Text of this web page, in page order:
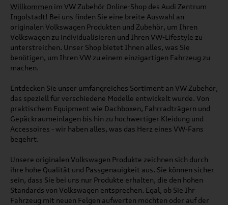
Willkommen im VW Zubehör Online-Shop des Audi Zentrum
Ingolstadt! Bei uns finden Sie eine breite Auswahl an
originalen Volkswagen Produkten und Zubehör, um Ihren
Volkswagen zu individualisieren und Ihren VW-Lifestyle zu
unterstreichen. Unser Shop bietet Ihnen alles, was Sie
benötigen, um Ihren VW zu einem einzigartigen Fahrzeug zu
machen.
Entdecken Sie unser umfangreiches Sortiment an VW Zubehör,
das speziell für verschiedene Modelle entwickelt wurde. Von
praktischem Equipment wie Dachboxen, Fahrradträgern und
Gepäckraumeinlagen bis hin zu hochwertiger Kleidung und
Accessoires - wir haben alles, was das Herz eines VW-Fans
begehrt.
Unsere originalen Volkswagen Produkte zeichnen sich durch
ihre hohe Qualität und Passgenauigkeit aus. Sie können sicher
sein, dass Sie bei uns nur Produkte erhalten, die den hohen
Standards von Volkswagen entsprechen. Egal, ob Sie Ihr
Fahrzeug mit neuen Felgen aufwerten möchten oder auf der